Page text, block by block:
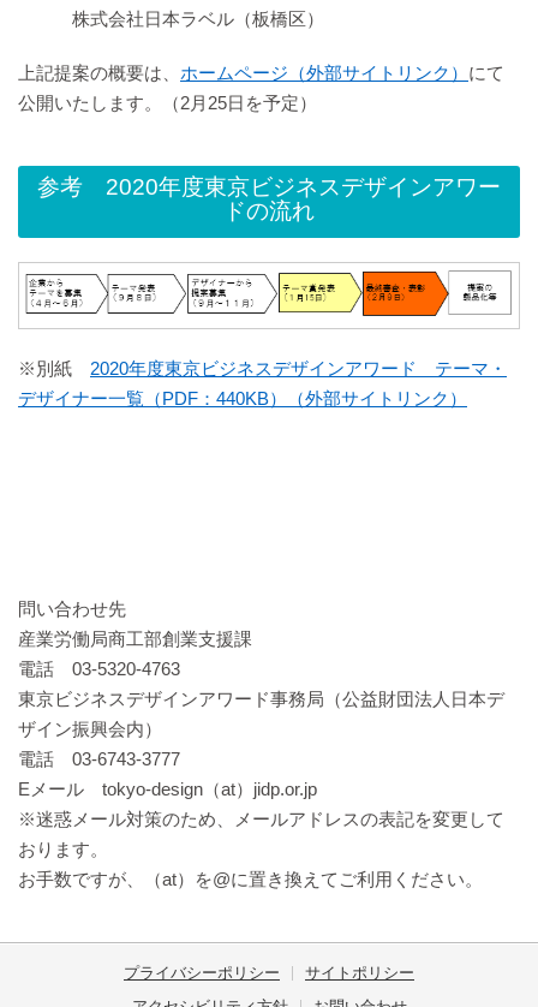
株式会社日本ラベル（板橋区）
上記提案の概要は、 ホームページ（外部サイトリンク） にて
公開いたします。（2月25日を予定）
参考 2020年度東京ビジネスデザインアワー
ドの流れ
※別紙 2020年度東京ビジネスデザインアワード テーマ・
デザイナー一覧（PDF：440KB）（外部サイトリンク）
問い合わせ先
産業労働局商工部創業支援課
電話 03-5320-4763
東京ビジネスデザインアワード事務局（公益財団法人日本デ
ザイン振興会内）
電話 03-6743-3777
Eメール tokyo-design（at）jidp.or.jp
※迷惑メール対策のため、メールアドレスの表記を変更して
おります。
お手数ですが、（at）を@に置き換えてご利用ください。
プライバシーポリシー
サイトポリシー